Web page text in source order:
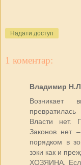
Надати доступ
1 коментар:
Владимир
Возникает
Власти нет.
Законов нет
порядком в
зэки как и
ХОЗЯИНА.